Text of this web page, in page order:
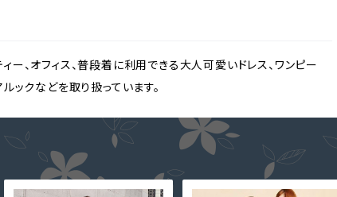
ー、オフィス、普段着に利用できる大人可愛いドレス、ワンピー
ルックなどを取り扱っています。